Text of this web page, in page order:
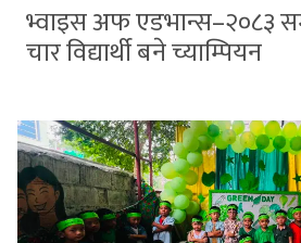
भ्वाइस अफ एडभान्स–२०८३
चार विद्यार्थी बने च्याम्पियन